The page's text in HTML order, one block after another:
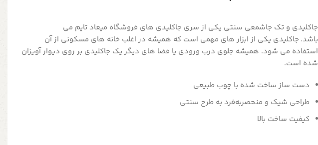
جاکلیدی و تک جاشمعی سنتی یکی از سری جاکلیدی های فروشگاه میعاد تایم می
باشد. جاکلیدی یکی از ابزار های مهمی است که همیشه در اغلب خانه های مسکونی از آن
استفاده می شود. همیشه جلوی درب ورودی یا فضا های دیگر یک جاکلیدی بر روی دیوار آویزان
شده است.
دست ساز ساخت شده با چوب طبیعی
طراحی شیک و منحصربه‌فرد به طرح سنتی
کیفیت ساخت بالا